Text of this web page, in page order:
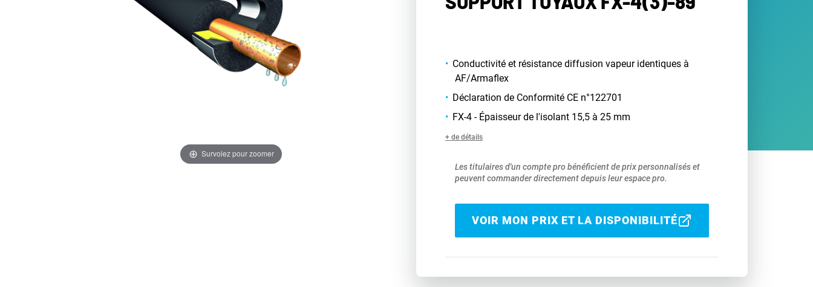
Survolez pour zoomer
Conductivité et résistance diffusion vapeur identiques à
AF/Armaflex
Déclaration de Conformité CE n°122701
FX-4 - Épaisseur de l'isolant 15,5 à 25 mm
+ de détails
Les titulaires d'un compte pro bénéficient de prix personnalisés et
peuvent commander directement depuis leur espace pro.
VOIR MON PRIX ET LA DISPONIBILITÉ